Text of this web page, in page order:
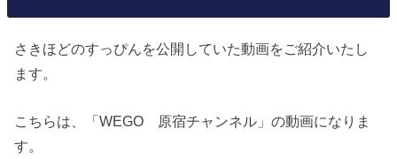
さきほどのすっぴんを公開していた動画をご紹介いたし
ます。
こちらは、「WEGO 原宿チャンネル」の動画になりま
す。